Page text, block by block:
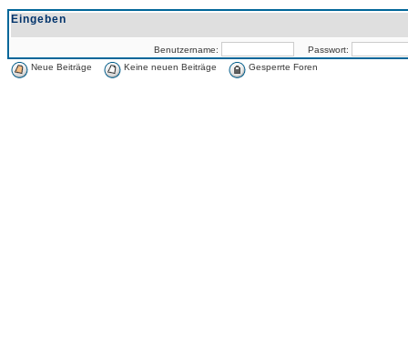
Eingeben
Benutzername:
Passwort:
Neue Beiträge
Keine neuen Beiträge Gesperrte Foren